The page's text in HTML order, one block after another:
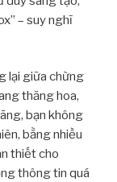
– suy nghĩ
lại giữa chừng
thăng hoa,
bạn không
bằng nhiều
thiết cho
thông tin quá